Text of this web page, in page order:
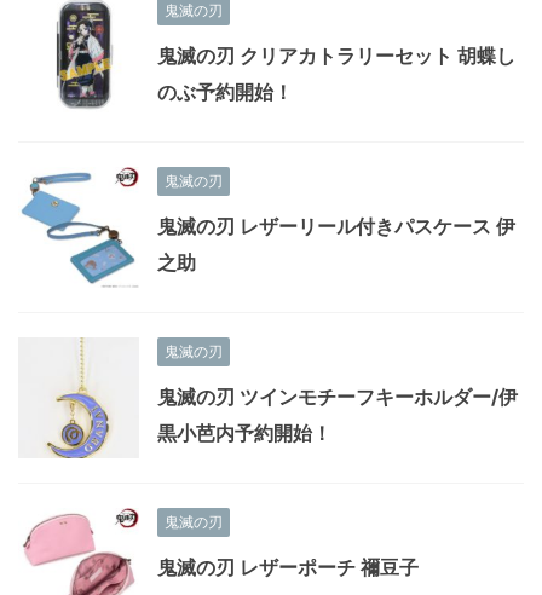
鬼滅の刃
鬼滅の刃 クリアカトラリーセット 胡蝶し
のぶ予約開始！
鬼滅の刃
鬼滅の刃 レザーリール付きパスケース 伊
之助
鬼滅の刃
鬼滅の刃 ツインモチーフキーホルダー/伊
黒小芭内予約開始！
鬼滅の刃
鬼滅の刃 レザーポーチ 禰豆子